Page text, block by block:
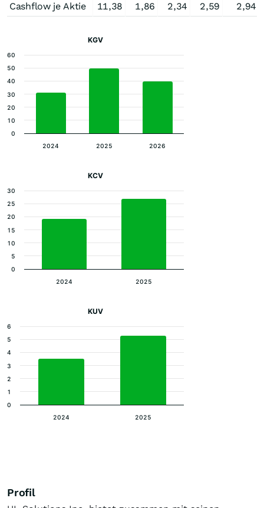
Cashflow je Aktie
11,38 1,86 2,34 2,59 2,94
KGV
2024 2025 2026
0
10
20
30
40
50
60
KCV
2024 2025
0
5
10
15
20
25
30
KUV
2024 2025
0
1
2
3
4
5
6
Profil